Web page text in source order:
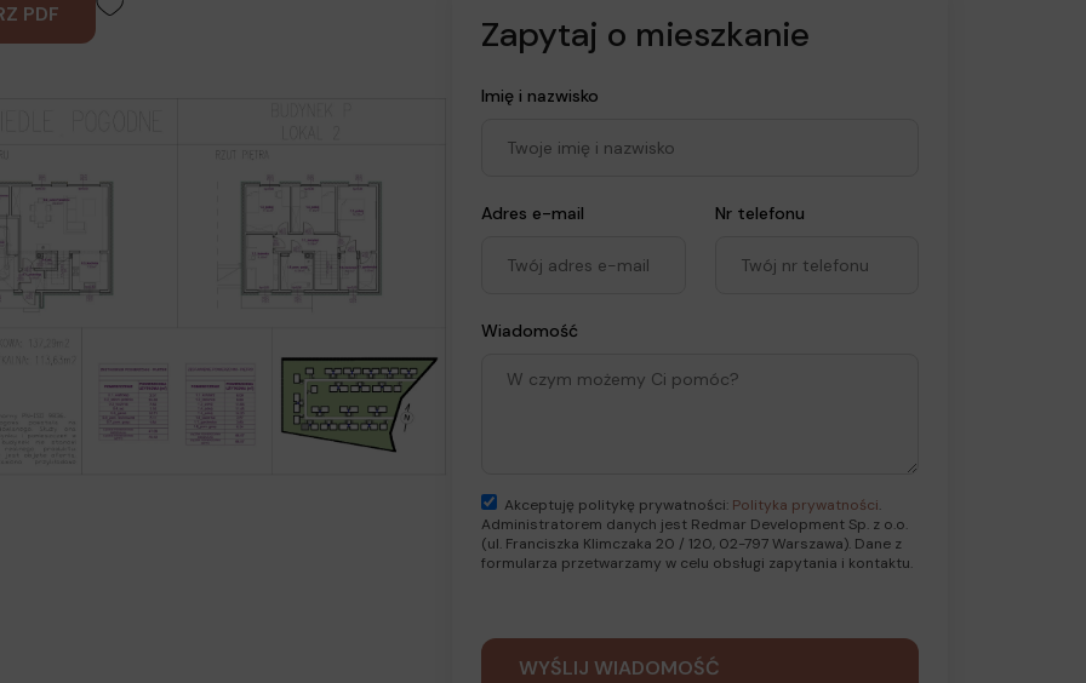
PDF Zapytaj o mieszkanie
Imię i nazwisko
Adres e-mail Nr telefonu
Wiadomość
Akceptuję politykę prywatności: Polityka prywatności.
Administratorem danych jest Redmar Development Sp. z o.o.
(ul. Franciszka Klimczaka 20 / 120, 02-797 Warszawa). Dane z
formularza przetwarzamy w celu obsługi zapytania i kontaktu.